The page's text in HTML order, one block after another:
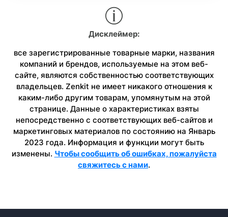
Дисклеймер:
все зарегистрированные товарные марки, названия
компаний и брендов, используемые на этом веб-
сайте, являются собственностью соответствующих
владельцев. Zenkit не имеет никакого отношения к
каким-либо другим товарам, упомянутым на этой
странице. Данные о характеристиках взяты
непосредственно с соответствующих веб-сайтов и
маркетинговых материалов по состоянию на Январь
2023 года. Информация и функции могут быть
изменены. Чтобы сообщить об ошибках, пожалуйста
свяжитесь с нами.